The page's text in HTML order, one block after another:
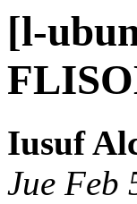
[l-
Iusuf
Jue Feb